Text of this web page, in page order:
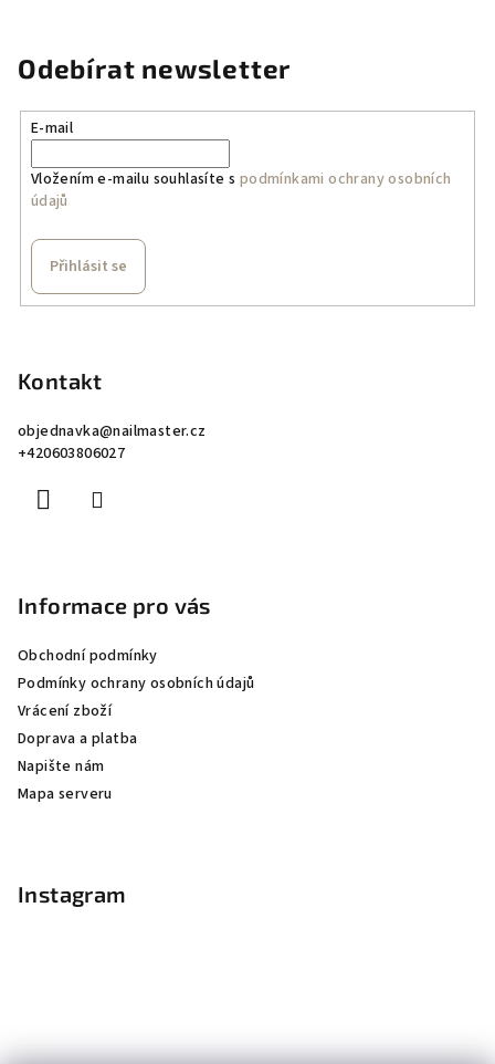
Odebírat newsletter
E-mail
Vložením e-mailu souhlasíte s podmínkami ochrany osobních
údajů
Přihlásit se
Kontakt
objednavka@nailmaster.cz
+420603806027
Informace pro vás
Obchodní podmínky
Podmínky ochrany osobních údajů
Vrácení zboží
Doprava a platba
Napište nám
Mapa serveru
Instagram